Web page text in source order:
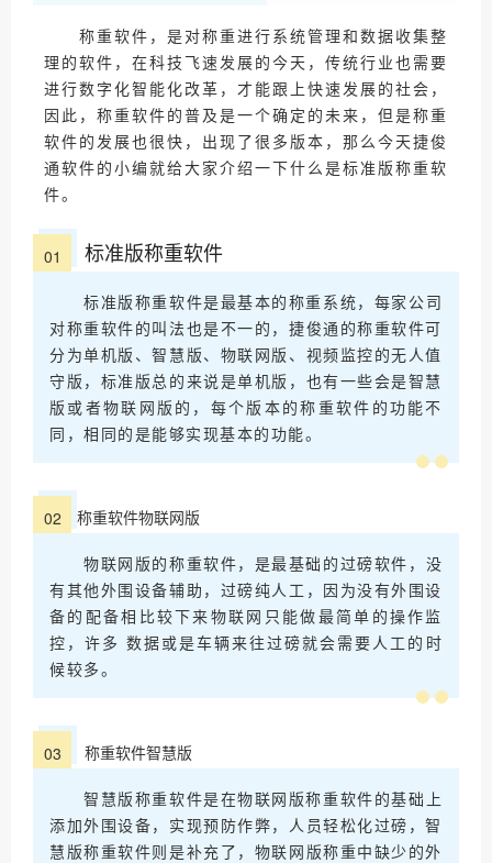
称重软件，是对称重进行系统管理和数据收集整
理的软件，在科技飞速发展的今天，传统行业也需要
进行数字化智能化改革，才能跟上快速发展的社会，
因此，称重软件的普及是一个确定的未来，但是称重
软件的发展也很快，出现了很多版本，那么今天捷俊
通软件的小编就给大家介绍一下什么是标准版称重软
件。
01 标准版称重软件
标准版称重软件是最基本的称重系统，每家公司
对称重软件的叫法也是不一的，捷俊通的称重软件可
分为单机版、智慧版、物联网版、视频监控的无人值
守版，标准版总的来说是单机版，也有一些会是智慧
版或者物联网版的，每个版本的称重软件的功能不
同，相同的是能够实现基本的功能。
02 称重软件物联网版
物联网版的称重软件，是最基础的过磅软件，没
有其他外围设备辅助，过磅纯人工，因为没有外围设
备的配备相比较下来物联网只能做最简单的操作监
控，许多 数据或是车辆来往过磅就会需要人工的时
候较多。
03 称重软件智慧版
智慧版称重软件是在物联网版称重软件的基础上
添加外围设备，实现预防作弊，人员轻松化过磅，智
慧版称重软件则是补充了，物联网版称重中缺少的外